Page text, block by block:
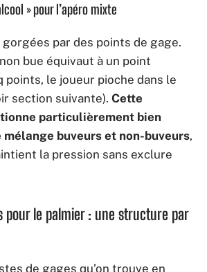
» pour l’apéro mixte
par des points de gage.
bue équivaut à un point
points, le joueur pioche dans le
section suivante). Cette
particulièrement bien
mélange buveurs et non-buveurs,
la pression sans exclure
pour le palmier : une structure par
de gages qu’on trouve en